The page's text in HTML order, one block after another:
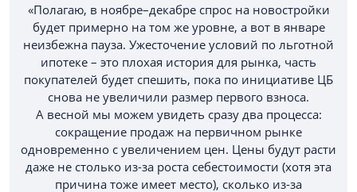
«Полагаю, в ноябре–декабре спрос на новостройки
будет примерно на том же уровне, а вот в январе
неизбежна пауза. Ужесточение условий по льготной
ипотеке – это плохая история для рынка, часть
покупателей будет спешить, пока по инициативе ЦБ
снова не увеличили размер первого взноса.
А весной мы можем увидеть сразу два процесса:
сокращение продаж на первичном рынке
одновременно с увеличением цен. Цены будут расти
даже не столько из-за роста себестоимости (хотя эта
причина тоже имеет место), сколько из-за